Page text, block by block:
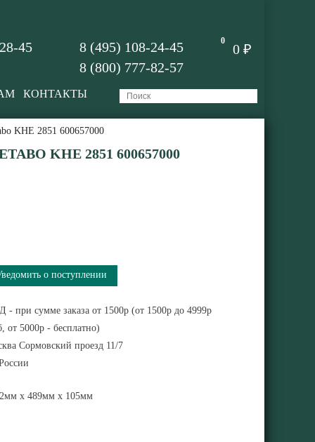
0
0 ₽
8 (495) 108-24-45
8 (800) 777-82-57
45
КОНТАКТЫ
KHE 2851 600657000
KHE 2851 600657000
о поступлении
при сумме заказа от 1500р (от 1500р до 4999р
от 5000р - бесплатно)
Сормовский проезд 11/7
x 489мм x 105мм